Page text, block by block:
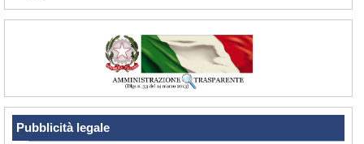
Pubblicità legale